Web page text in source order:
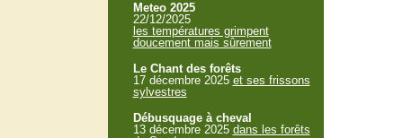
Meteo 2025
22/12/2025
les températures grimpent
doucement mais sûrement
Le Chant des forêts
17 décembre 2025 et ses frissons
sylvestres
Débusquage à cheval
13 décembre 2025 dans les forêts